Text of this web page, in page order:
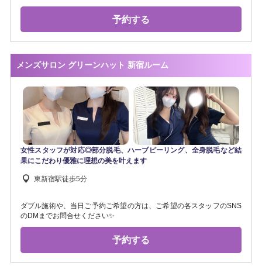
グでトーンアップ✨】【毛穴洗浄でザラつきのないツルスベ肌へ✨】
【LED脱毛で肌トラブルのない清潔感のあるお肌へ✨】《シャワー完
備》毛穴ニキビケア/メンズ脱毛/ハーブピーリング/高周波オイルリン
パ/マッサージ/部分脱毛/全身脱毛
予約する
メンズサロン グリーンハット 新宿ルーム
女性スタッフが対応◎部分脱毛、ハーブピーリング、全身脱毛など結
果にこだわり優雅に理想の美を叶えます
東新宿駅徒歩5分
ダブル施術や、当日ご予約ご希望の方は、ご希望の各スタッフのSNS
のDMまでお問合せください✨
予約する